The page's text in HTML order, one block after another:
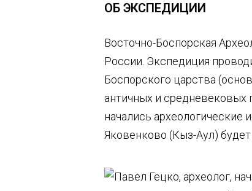
ОБ ЭКСПЕДИЦИИ
Восточно-Боспорская
России. Экспедиция
Боспорского царства
античных и средневековых
начались
Яковенково (Кыз-Аул) будет